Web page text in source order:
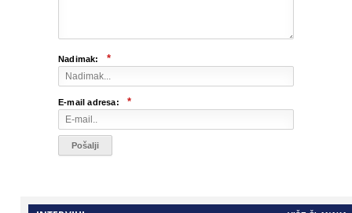
Nadimak: *
E-mail adresa: *